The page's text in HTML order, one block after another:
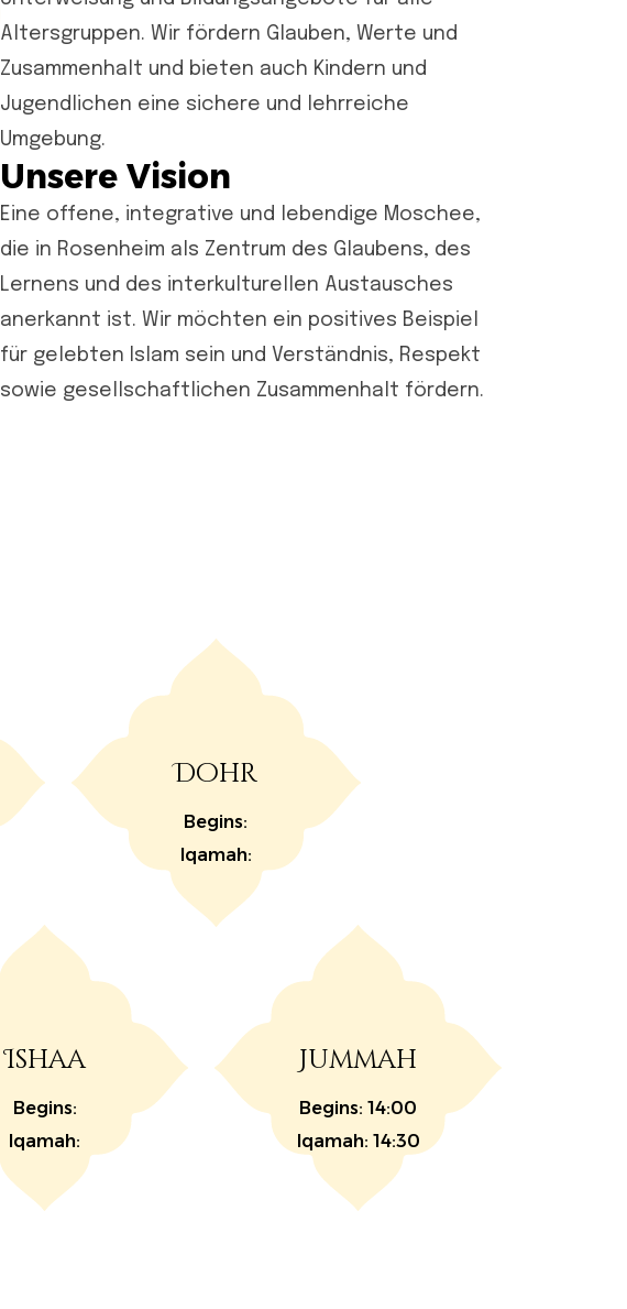
Altersgruppen. Wir fördern Glauben, Werte und
Zusammenhalt und bieten auch Kindern und
Jugendlichen eine sichere und lehrreiche
Umgebung.
Unsere Vision
Eine offene, integrative und lebendige Moschee,
die in Rosenheim als Zentrum des Glaubens, des
Lernens und des interkulturellen Austausches
anerkannt ist. Wir möchten ein positives Beispiel
für gelebten Islam sein und Verständnis, Respekt
sowie gesellschaftlichen Zusammenhalt fördern.
Dohr
Begins:
Iqamah:
Ishaa
Begins:
Iqamah:
Jummah
Begins: 14:00
Iqamah: 14:30